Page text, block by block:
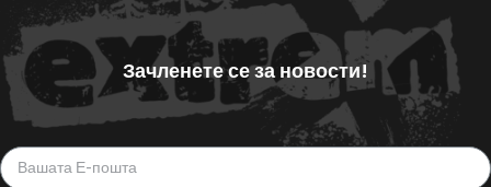
Зачленете се за новости!